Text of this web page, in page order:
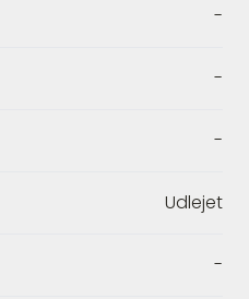
-
-
-
Udlejet
-